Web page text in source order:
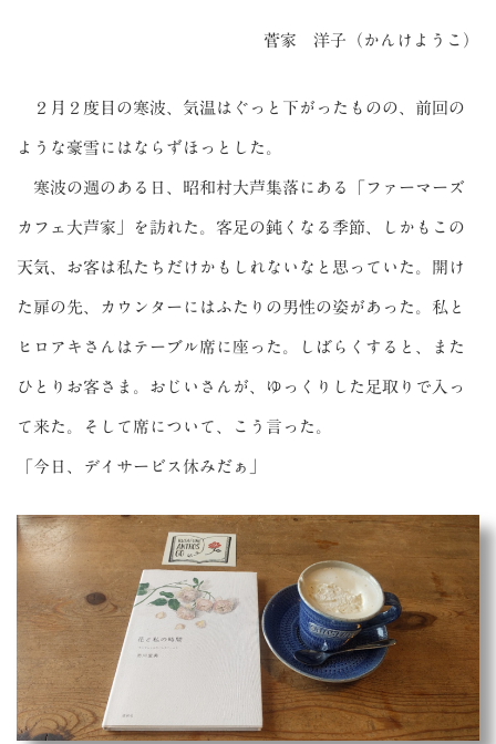
菅家 洋子（かんけようこ）
２月２度目の寒波、気温はぐっと下がったものの、前回の
ような豪雪にはならずほっとした。
寒波の週のある日、昭和村大芦集落にある「ファーマーズ
カフェ大芦家」を訪れた。客足の鈍くなる季節、しかもこの
天気、お客は私たちだけかもしれないなと思っていた。開け
た扉の先、カウンターにはふたりの男性の姿があった。私と
ヒロアキさんはテーブル席に座った。しばらくすると、また
ひとりお客さま。おじいさんが、ゆっくりした足取りで入っ
て来た。そして席について、こう言った。
「今日、デイサービス休みだぁ」